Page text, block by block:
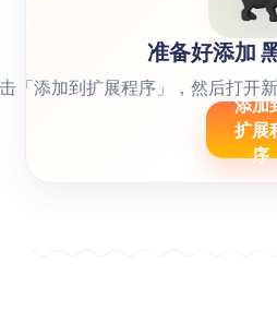
准备好添加
「添加到扩展程序」，然后打开
添加
扩展
序